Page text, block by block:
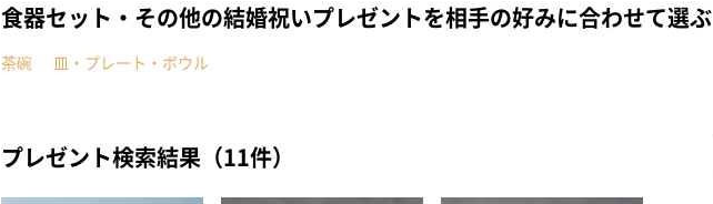
食器セット・その他の結婚祝いプレゼントを相手の好みに合わせて選ぶ
茶碗 皿・プレート・ボウル
プレゼント検索結果（11件）